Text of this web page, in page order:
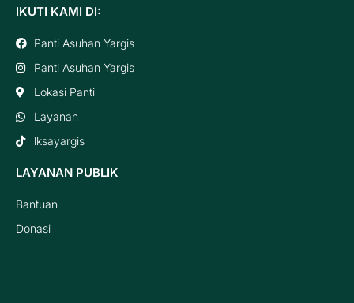
IKUTI KAMI DI:
Panti Asuhan Yargis
Panti Asuhan Yargis
Lokasi Panti
Layanan
lksayargis
LAYANAN PUBLIK
Bantuan
Donasi